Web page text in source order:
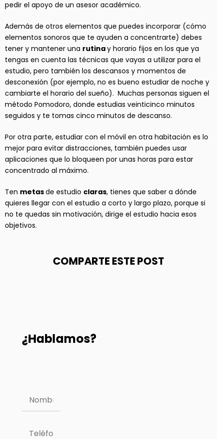
pedir el apoyo de un asesor académico.
Además de otros elementos que puedes incorporar (cómo
elementos sonoros que te ayuden a concentrarte) debes
tener y mantener una rutinay horario fijos en los que ya
tengas en cuenta las técnicas que vayas a utilizar para el
estudio, pero también los descansos y momentos de
desconexión (por ejemplo, no es bueno estudiar de noche y
cambiarte el horario del sueño). Muchas personas siguen el
método Pomodoro, donde estudias veinticinco minutos
seguidos y te tomas cinco minutos de descanso.
Por otra parte, estudiar con el móvil en otra habitación es lo
mejor para evitar distracciones, también puedes usar
aplicaciones que lo bloqueen por unas horas para estar
concentrado al máximo.
Ten metasde estudio claras, tienes que saber a dónde
quieres llegar con el estudio a corto y largo plazo, porque si
no te quedas sin motivación, dirige el estudio hacia esos
objetivos.
COMPARTE ESTE POST
¿Hablamos?